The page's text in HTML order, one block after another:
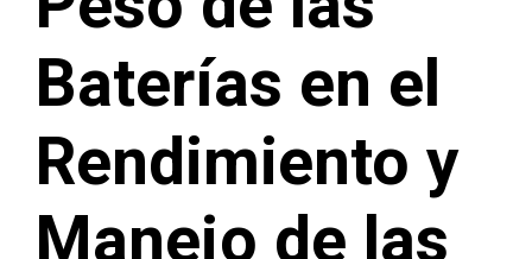
Baterías en el
Rendimiento y